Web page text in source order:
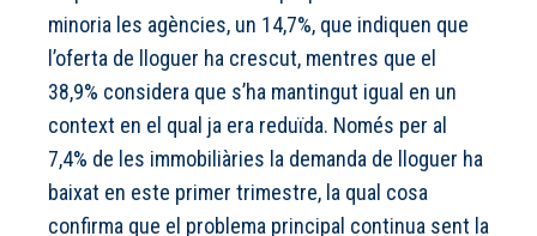
minoria les agències, un 14,7%, que indiquen que
l’oferta de lloguer ha crescut, mentres que el
38,9% considera que s’ha mantingut igual en un
context en el qual ja era reduïda. Només per al
7,4% de les immobiliàries la demanda de lloguer ha
baixat en este primer trimestre, la qual cosa
confirma que el problema principal continua sent la